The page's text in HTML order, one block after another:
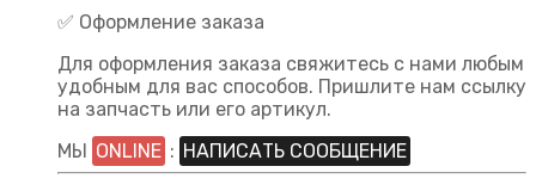
✅ Оформление заказа
Для оформления заказа свяжитесь с нами любым
удобным для вас способов. Пришлите нам ссылку
на запчасть или его артикул.
МЫ ONLINE : НАПИСАТЬ СООБЩЕНИЕ